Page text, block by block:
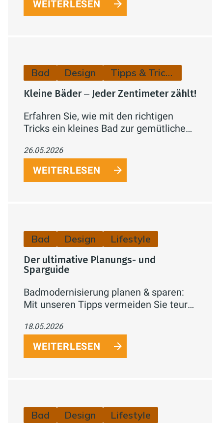
inklusive Kostenrichtwerten.
WEITERLESEN
Bad Design Tipps & Tricks
Kleine Bäder ‒ Jeder Zentimeter zählt!
Erfahren Sie, wie mit den richtigen
Tricks ein kleines Bad zur gemütlichen
Nische wird.
26.05.2026
WEITERLESEN
Bad Design Lifestyle
Der ultimative Planungs- und
Sparguide
Badmodernisierung planen & sparen:
Mit unseren Tipps vermeiden Sie teure
sollten und wo Sie clever sparen
können.
18.05.2026
WEITERLESEN
Bad Design Lifestyle